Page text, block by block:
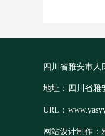
四川省雅安市人
地址：四川省雅
URL：
网站设计制作：